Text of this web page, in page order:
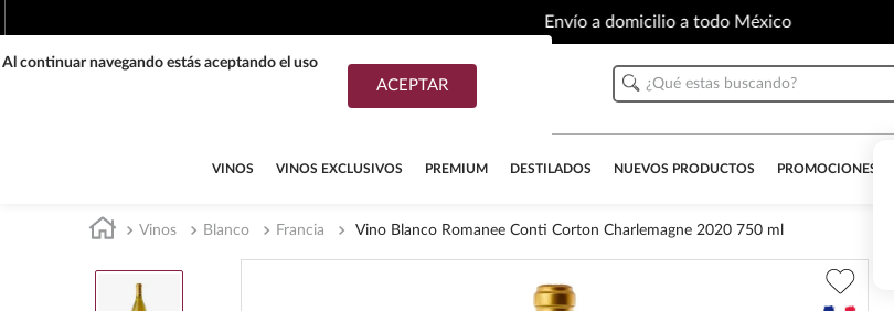
Envío a domicilio a todo México
¿Qué estas buscando?
VINOS VINOS EXCLUSIVOS PREMIUM DESTILADOS NUEVOS PRODUCTOS PROMOCIONES
Vinos Blanco Francia Vino Blanco Romanee Conti Corton Charlemagne 2020 750 ml
tequilas
continuar navegando estás aceptando el uso
ACEPTAR